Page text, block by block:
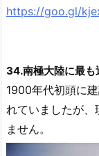
https://goo.gl/
34.南極大陸に最も
1900年代初頭に
れていましたが、
ません。